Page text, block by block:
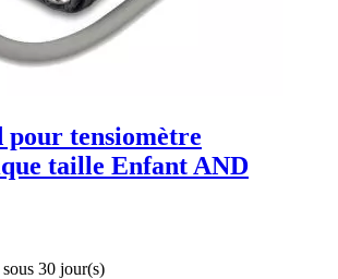
pour tensiomètre
taille Enfant AND
sous 30 jour(s)